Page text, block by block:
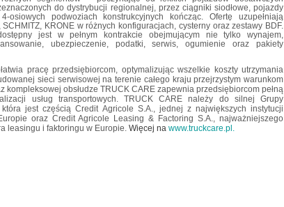
do dystrybucji regionalnej, przez ciągniki siodłowe, pojazdy
osiowych podwoziach konstrukcyjnych kończąc. Ofertę uzupełniają
SCHMITZ, KRONE w różnych konfiguracjach, cysterny oraz zestawy BDF.
jest w pełnym kontrakcie obejmującym nie tylko wynajem,
ubezpieczenie, podatki, serwis, ogumienie oraz pakiety
pracę przedsiębiorcom, optymalizując wszelkie koszty utrzymania
sieci serwisowej na terenie całego kraju przejrzystym warunkom
kompleksowej obsłudze TRUCK CARE zapewnia przedsiębiorcom pełną
usług transportowych. TRUCK CARE należy do silnej Grupy
jest częścią Credit Agricole S.A., jednej z największych instytucji
oraz Credit Agricole Leasing & Factoring S.A., najważniejszego
leasingu i faktoringu w Europie. Więcej na www.truckcare.pl .